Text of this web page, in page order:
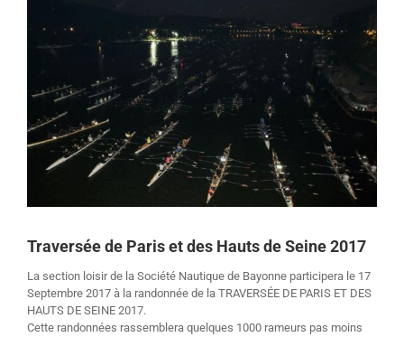
agrandie
Traversée de Paris et des Hauts de Seine 2017
La section loisir de la Société Nautique de Bayonne participera le 17
Septembre 2017 à la randonnée de la TRAVERSÉE DE PARIS ET DES
HAUTS DE SEINE 2017.
Cette randonnées rassemblera quelques 1000 rameurs pas moins